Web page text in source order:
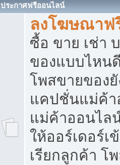
ประกาศฟรีออนไลน์
ลงโฆษณาฟ
ซื้อ ขาย เช่า
ของแบบไหน
โพสขายของยั
แคปชั่นแม่ค้
แม่ค้าออนไล
ให้ออร์เดอร์เ
เรียกลูกค้า โ